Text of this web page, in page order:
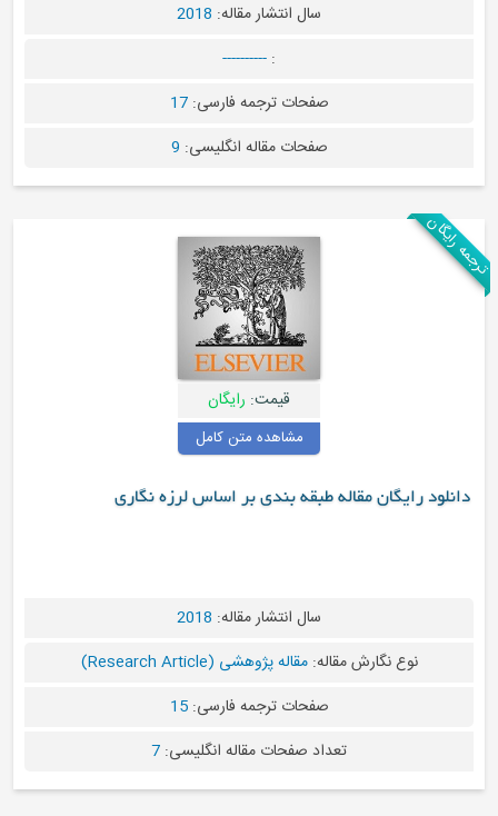
سال انتشار مقاله:2018
صفحات ترجمه فارسی:17
صفحات مقاله انگلیسی: 9
مشاهده متن کامل
مقاله طبقه بندی بر اساس لرزه نگاری
سال انتشار مقاله:2018
نگارش مقاله:مقاله پژوهشی (Research Article)
صفحات ترجمه فارسی:15
تعداد صفحات مقاله انگلیسی: 7